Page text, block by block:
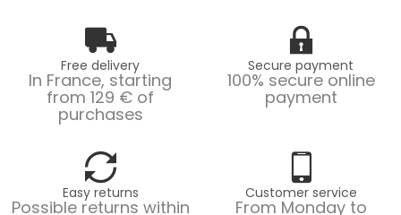
Free delivery
In France, starting
from 129 € of
purchases
Secure payment
100% secure online
payment
Easy returns
Possible returns within
Customer service
From Monday to